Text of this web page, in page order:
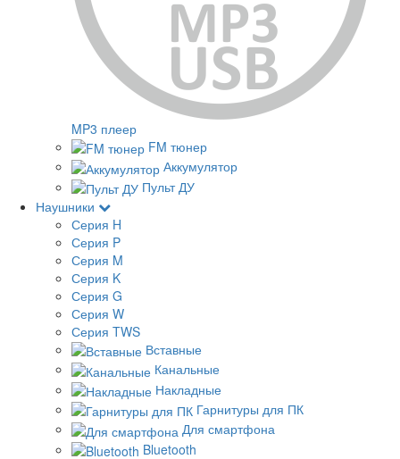
MP3 плеер
FM тюнер
Аккумулятор
Пульт ДУ
Наушники
Серия H
Серия P
Серия M
Серия K
Серия G
Серия W
Серия TWS
Вставные
Канальные
Накладные
Гарнитуры для ПК
Для смартфона
Bluetooth